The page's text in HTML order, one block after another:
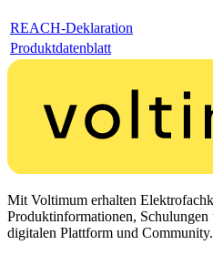
REACH-Deklaration
Produktdatenblatt
Mit Voltimum erhalten
Produktinformationen,
digitalen Plattform und Community.